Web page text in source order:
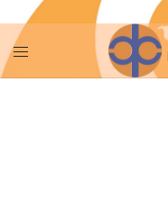
Saltar
contenido